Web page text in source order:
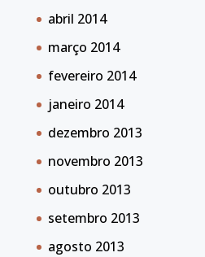
abril 2014
março 2014
fevereiro 2014
janeiro 2014
dezembro 2013
novembro 2013
outubro 2013
setembro 2013
agosto 2013